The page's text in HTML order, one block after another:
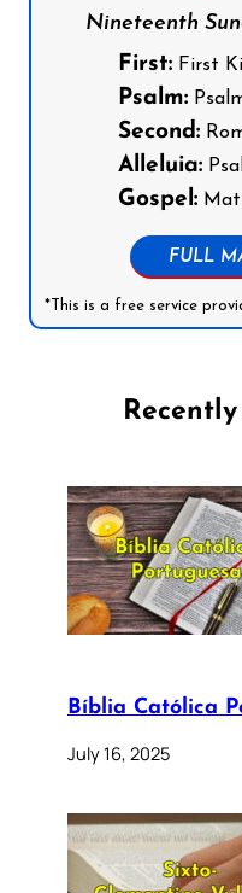
Nineteenth
First: First
Psalm:
Second:
Alleluia:
Gospel:
FULL
*This is a free service
Bíblia Católica
July 16, 2025